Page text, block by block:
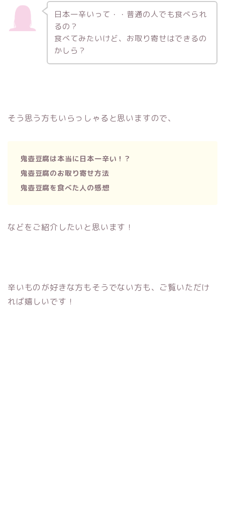
日本一辛いって・・普通の人でも食べられ
るの？
食べてみたいけど、お取り寄せはできるの
かしら？
そう思う方もいらっしゃると思いますので、
鬼壺豆腐は本当に日本一辛い！？
鬼壺豆腐のお取り寄せ方法
鬼壺豆腐を食べた人の感想
などをご紹介したいと思います！
辛いものが好きな方もそうでない方も、ご覧いただけ
れば嬉しいです！